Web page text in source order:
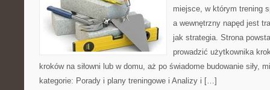
miejsce, w którym trening
a wewnętrzny napęd jest
jak strategia. Strona
prowadzić użytkownika
kroków na siłowni lub w domu, aż po świadome budowanie siły,
kategorie: Porady i plany treningowe i Analizy i […]